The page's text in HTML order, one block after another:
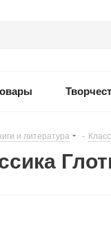
и литература -